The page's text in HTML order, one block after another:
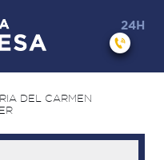
24H
DEL CARMEN